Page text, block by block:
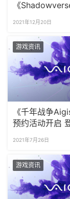
《
2021年12月20日
游戏资讯
《千年战争
预约活动开启
2021年7月26日
游戏资讯